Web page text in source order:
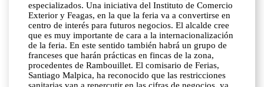
especializados. Una iniciativa del Instituto de Comercio
Exterior y Feagas, en la que la feria va a convertirse en
centro de interés para futuros negocios. El alcalde cree
que es muy importante de cara a la internacionalización
de la feria. En este sentido también habrá un grupo de
franceses que harán prácticas en fincas de la zona,
procedentes de Rambouillet. El comisario de Ferias,
Santiago Malpica, ha reconocido que las restricciones